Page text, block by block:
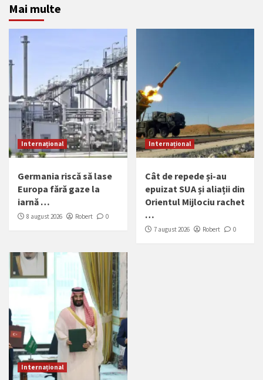
Mai multe
Internațional
Germania riscă să lase
Europa fără gaze la
iarnă …
8 august 2026 Robert 0
Internațional
Cât de repede și-au
epuizat SUA și aliații din
Orientul Mijlociu rachet
…
7 august 2026 Robert 0
Internațional